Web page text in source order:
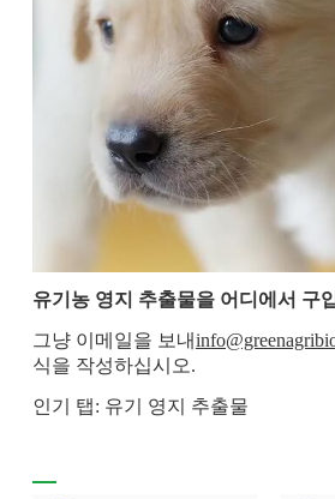
유기농 영지 추출물을 어디에서 구
그냥 이메일을 보내
식을 작성하십시오.
인기 탭: 유기 영지 추출물